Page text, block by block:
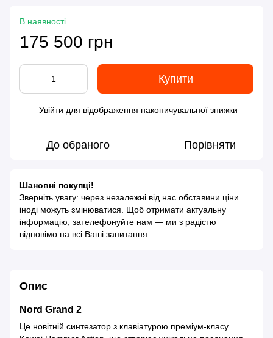
В наявності
175 500 грн
Купити
Увійти для відображення накопичувальної знижки
До обраного Порівняти
Шановні покупці!
Зверніть увагу: через незалежні від нас обставини ціни
іноді можуть змінюватися. Щоб отримати актуальну
інформацію, зателефонуйте нам — ми з радістю
відповімо на всі Ваші запитання.
Опис
Nord Grand 2
Це новітній синтезатор з клавіатурою преміум-класу